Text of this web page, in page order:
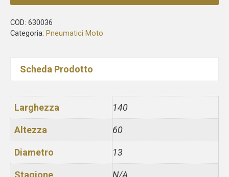
COD: 630036
Categoria: Pneumatici Moto
Scheda Prodotto
Larghezza 140
Altezza 60
Diametro 13
Stagione N/A